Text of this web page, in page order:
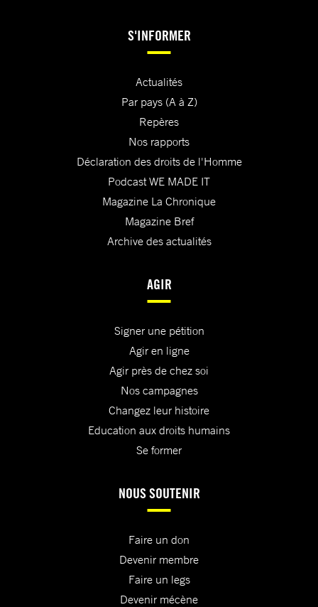
S'INFORMER
Actualités
Par pays (A à Z)
Repères
Nos rapports
Déclaration des droits de l'Homme
Podcast WE MADE IT
Magazine La Chronique
Magazine Bref
Archive des actualités
AGIR
Signer une pétition
Agir en ligne
Agir près de chez soi
Nos campagnes
Changez leur histoire
Education aux droits humains
Se former
NOUS SOUTENIR
Faire un don
Devenir membre
Faire un legs
Devenir mécène